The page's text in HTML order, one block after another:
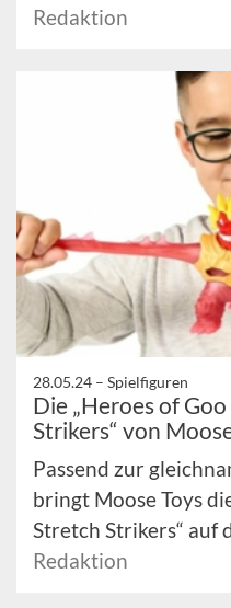
Redaktion
28.05.24 – Spielfiguren
Die „Heroes of
Strikers“ von
Passend zur
bringt Moose Toys
Stretch Strikers“ auf
Redaktion